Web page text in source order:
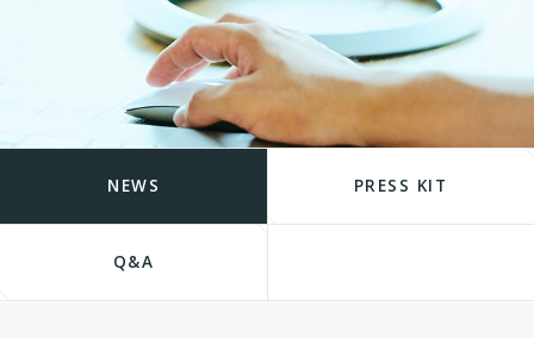
NEWS PRESS KIT
Q&A